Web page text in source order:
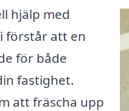
hjälp med
förstår att en
för både
fastighet.
att fräscha upp